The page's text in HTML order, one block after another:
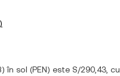
)
) în sol (PEN) este S/290,43 , cu